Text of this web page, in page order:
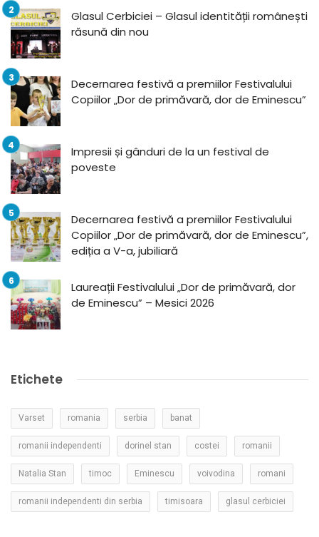
Glasul Cerbiciei – Glasul identității românești
răsună din nou
Decernarea festivă a premiilor Festivalului
Copiilor „Dor de primăvară, dor de Eminescu”
Impresii și gânduri de la un festival de
poveste
Decernarea festivă a premiilor Festivalului
Copiilor „Dor de primăvară, dor de Eminescu”,
ediția a V-a, jubiliară
Laureații Festivalului „Dor de primăvară, dor
de Eminescu” – Mesici 2026
Etichete
Varset romania serbia banat
romanii independenti dorinel stan costei romanii
Natalia Stan timoc Eminescu voivodina romani
romanii independenti din serbia timisoara glasul cerbiciei